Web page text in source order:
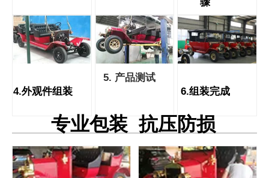
4.外观件组装
5. 产品测试
6.组装完成
专业包装 抗压防损